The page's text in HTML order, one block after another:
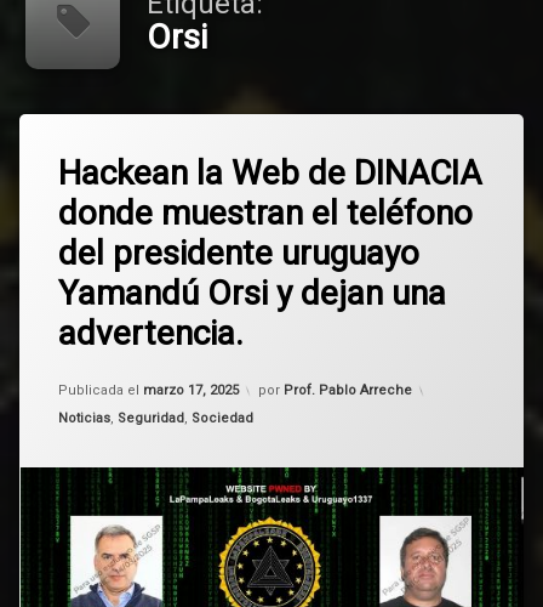
Orsi
Hackean la Web de DINACIA
donde muestran el teléfono
del presidente uruguayo
Yamandú Orsi y dejan una
advertencia.
Publicada el marzo 17, 2025
Actualizado el marzo 17, 2025
por Prof. Pablo Arreche
Categorías:
Noticias, Seguridad, Sociedad
AGESIC
Orsi
Uruguay
Yamandú
Orsi
un
comentario
en
Hackean
la
Web
de
DINACIA
donde
del
uruguayo
Yamandú
Orsi
y
dejan
una
advertencia.